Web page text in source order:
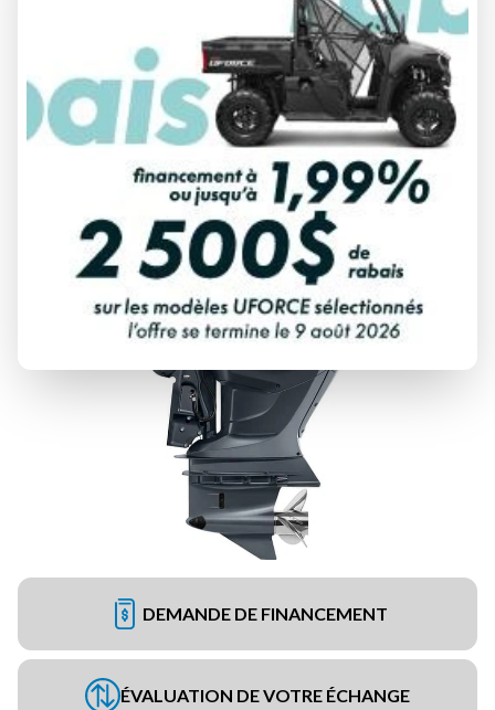
74 858 $
Tous frais inclus
CALCULATRICE DE PAIEMENT
DEMANDE DE FINANCEMENT
ÉVALUATION DE VOTRE ÉCHANGE